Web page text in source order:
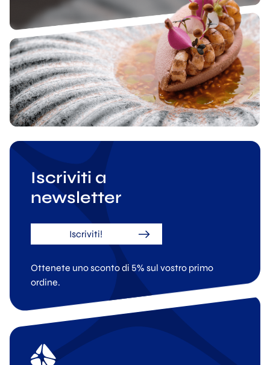
Iscriviti a
newsletter
Iscriviti!
Ottenete uno sconto di 5% sul vostro primo
ordine.